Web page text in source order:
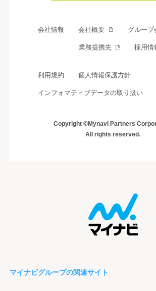
会社情報 会社概要 グループ
業務提携先 採用情
利用規約 個人情報保護方針
インフォマティブデータの取り扱い
Copyright ©Mynavi Partners
All rights reserved.
マイナビグループの関連サイト